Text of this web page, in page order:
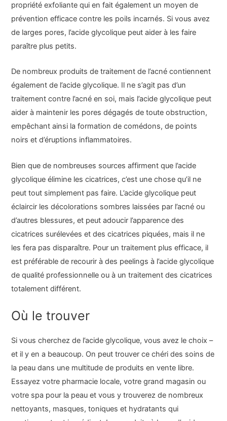
propriété exfoliante qui en fait également un moyen de
prévention efficace contre les poils incarnés. Si vous avez
de larges pores, l’acide glycolique peut aider à les faire
paraître plus petits.
De nombreux produits de traitement de l’acné contiennent
également de l’acide glycolique. Il ne s’agit pas d’un
traitement contre l’acné en soi, mais l’acide glycolique peut
aider à maintenir les pores dégagés de toute obstruction,
empêchant ainsi la formation de comédons, de points
noirs et d’éruptions inflammatoires.
Bien que de nombreuses sources affirment que l’acide
glycolique élimine les cicatrices, c’est une chose qu’il ne
peut tout simplement pas faire. L’acide glycolique peut
éclaircir les décolorations sombres laissées par l’acné ou
d’autres blessures, et peut adoucir l’apparence des
cicatrices surélevées et des cicatrices piquées, mais il ne
les fera pas disparaître. Pour un traitement plus efficace, il
est préférable de recourir à des peelings à l’acide glycolique
de qualité professionnelle ou à un traitement des cicatrices
totalement différent.
Où le trouver
Si vous cherchez de l’acide glycolique, vous avez le choix –
et il y en a beaucoup. On peut trouver ce chéri des soins de
la peau dans une multitude de produits en vente libre.
Essayez votre pharmacie locale, votre grand magasin ou
votre spa pour la peau et vous y trouverez de nombreux
nettoyants, masques, toniques et hydratants qui